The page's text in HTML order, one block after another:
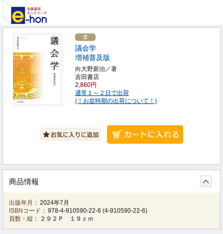
議会学
増補普及版
向大野新治／著
吉田書店
2,860円
通常１～２日で出荷
(！お盆時期の出荷について！)
商品情報
出版年月： 2024年7月
ISBNコード： 978-4-910590-22-6 (4-910590-22-6)
頁数・縦：
２９２Ｐ １９ｃｍ